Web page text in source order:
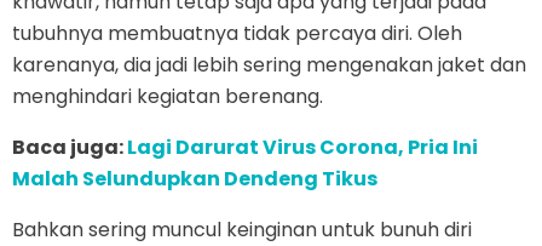
tubuhnya membuatnya tidak percaya diri. Oleh
karenanya, dia jadi lebih sering mengenakan jaket dan
menghindari kegiatan berenang.
Baca juga:Lagi Darurat Virus Corona, Pria Ini
Malah Selundupkan Dendeng Tikus
Bahkan sering muncul keinginan untuk bunuh diri